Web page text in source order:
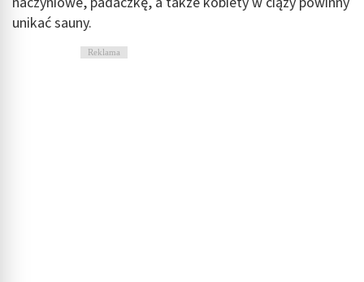
unikać sauny.
Reklama